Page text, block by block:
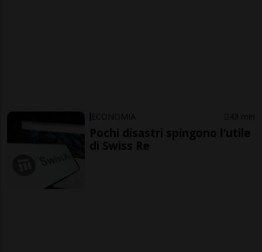
ECONOMIA 43 min
Pochi disastri spingono l'utile
di Swiss Re